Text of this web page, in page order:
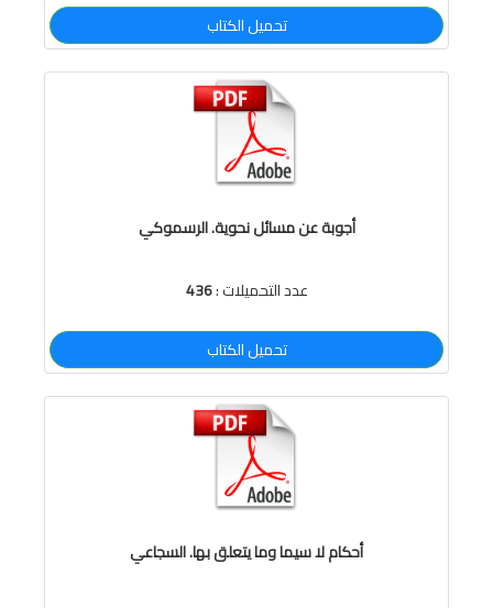
تحميل الكتاب
أجوبة عن مسائل نحوية. الرسموكي
عدد التحميلات :436
تحميل الكتاب
أحكام لا سيما وما يتعلق بها. السجاعي